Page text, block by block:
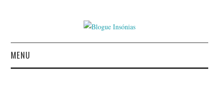
MENU